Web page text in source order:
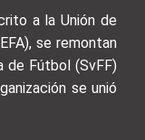
a la Unión de
se remontan
de Fútbol (SvFF)
se unió